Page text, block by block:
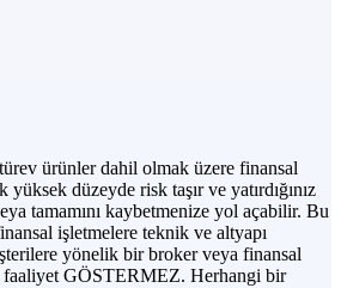
ürünler dahil olmak üzere finansal
düzeyde risk taşır ve yatırdığınız
tamamını kaybetmenize yol açabilir. Bu
işletmelere teknik ve altyapı
yönelik bir broker veya finansal
faaliyet GÖSTERMEZ. Herhangi bir